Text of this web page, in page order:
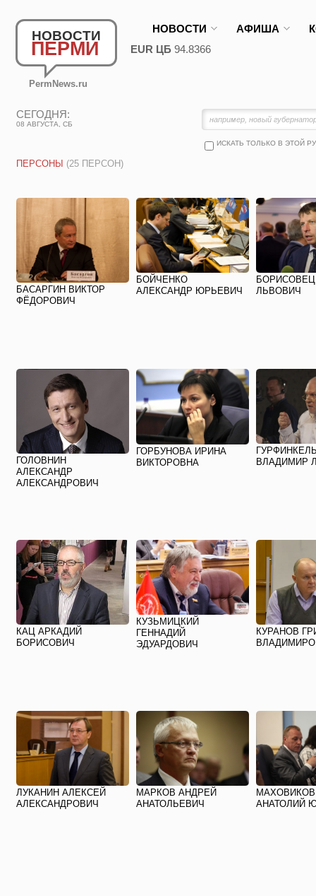
НОВОСТИ
ПЕРМИ
PermNews.ru
НОВОСТИ АФИША
EUR ЦБ 94.8366
СЕГОДНЯ:
08 АВГУСТА, СБ
ИСКАТЬ ТОЛЬКО В ЭТОЙ
ПЕРСОНЫ (25 ПЕРСОН)
БАСАРГИН ВИКТОР
ФЁДОРОВИЧ
БОЙЧЕНКО
АЛЕКСАНДР ЮРЬЕВИЧ
ЛЬВОВИЧ
ГОЛОВНИН
АЛЕКСАНДР
АЛЕКСАНДРОВИЧ
ГОРБУНОВА ИРИНА
ВИКТОРОВНА
ВЛАДИМИР
КАЦ АРКАДИЙ
БОРИСОВИЧ
КУЗЬМИЦКИЙ
ГЕННАДИЙ
ЭДУАРДОВИЧ
КУРАНОВ
ЛУКАНИН АЛЕКСЕЙ
АЛЕКСАНДРОВИЧ
МАРКОВ АНДРЕЙ
АНАТОЛЬЕВИЧ
МАХОВИКОВ
АНАТОЛИЙ